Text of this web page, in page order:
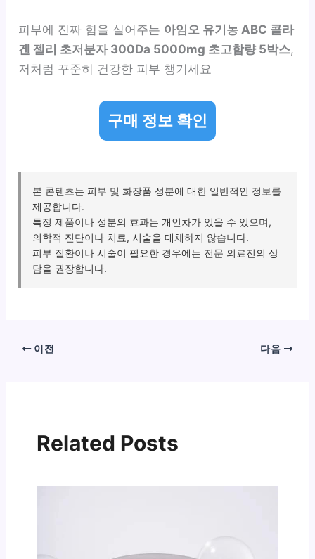
피부에 진짜 힘을 실어주는 아임오 유기농 ABC 콜라
겐 젤리 초저분자 300Da 5000mg 초고함량 5박스,
저처럼 꾸준히 건강한 피부 챙기세요
구매 정보 확인
본 콘텐츠는 피부 및 화장품 성분에 대한 일반적인 정보를
제공합니다.
특정 제품이나 성분의 효과는 개인차가 있을 수 있으며,
의학적 진단이나 치료, 시술을 대체하지 않습니다.
피부 질환이나 시술이 필요한 경우에는 전문 의료진의 상
담을 권장합니다.
이전 다음
Related Posts